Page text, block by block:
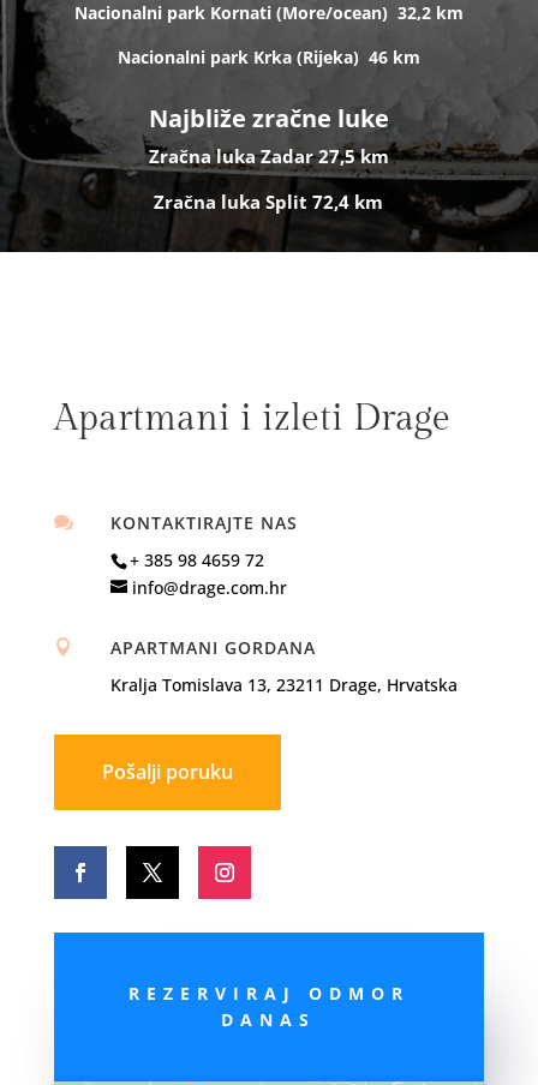
Nacionalni park Kornati (More/ocean) 32,2 km
Nacionalni park Krka (Rijeka) 46 km
Najbliže zračne luke
Zračna luka Zadar 27,5 km
Zračna luka Split 72,4 km
Apartmani i izleti Drage

KONTAKTIRAJTE NAS
+ 385 98 4659 72
info@drage.com.hr

APARTMANI GORDANA
Kralja Tomislava 13, 23211 Drage, Hrvatska
Pošalji poruku
REZERVIRAJ ODMOR
DANAS